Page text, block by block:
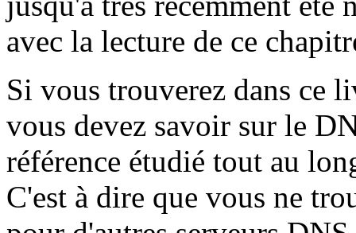
avec la lecture de ce
Si vous trouverez dans ce
vous devez savoir sur le
référence étudié tout au
C'est à dire que vous ne